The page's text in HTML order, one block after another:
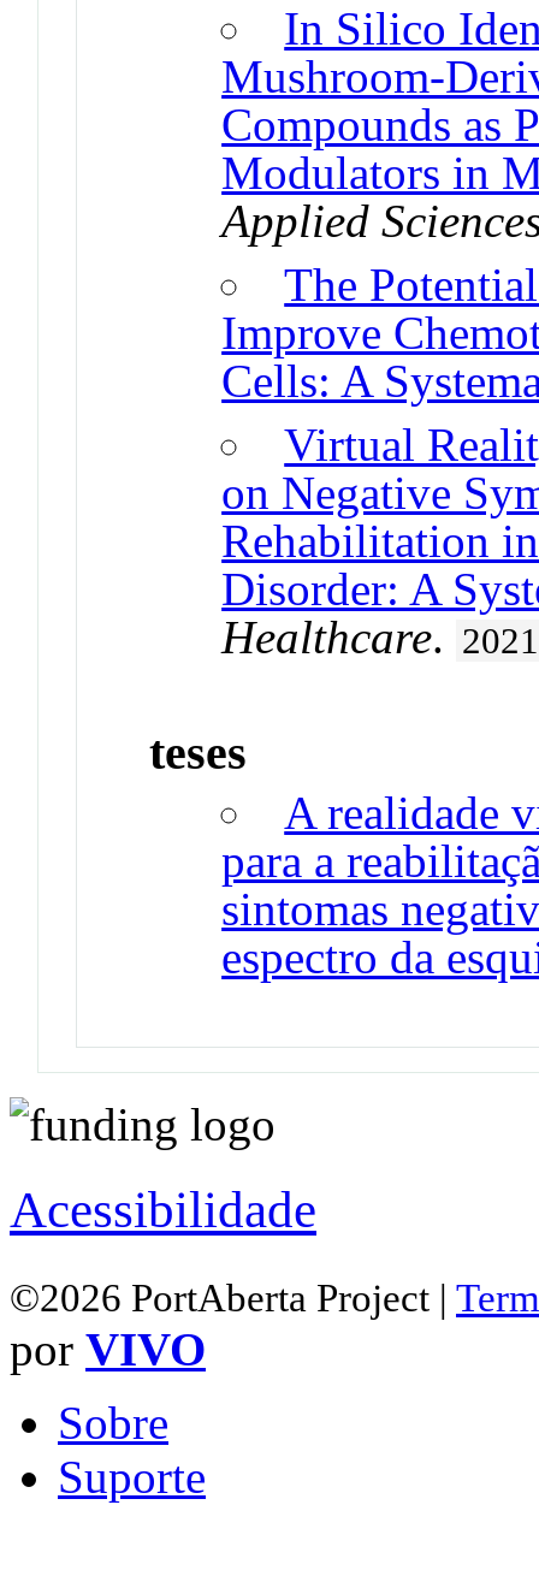
In Silico
Mushroom-
Compounds as
Modulators in
Applied
The
Improve
Cells: A
Virtual
on Negative
Rehabilitation
Disorder: A
Healthcare. 2021
teses
A realidade
para a
sintomas
espectro da
Acessibilidade
©2026 PortAberta Project |
por VIVO
Sobre
Suporte